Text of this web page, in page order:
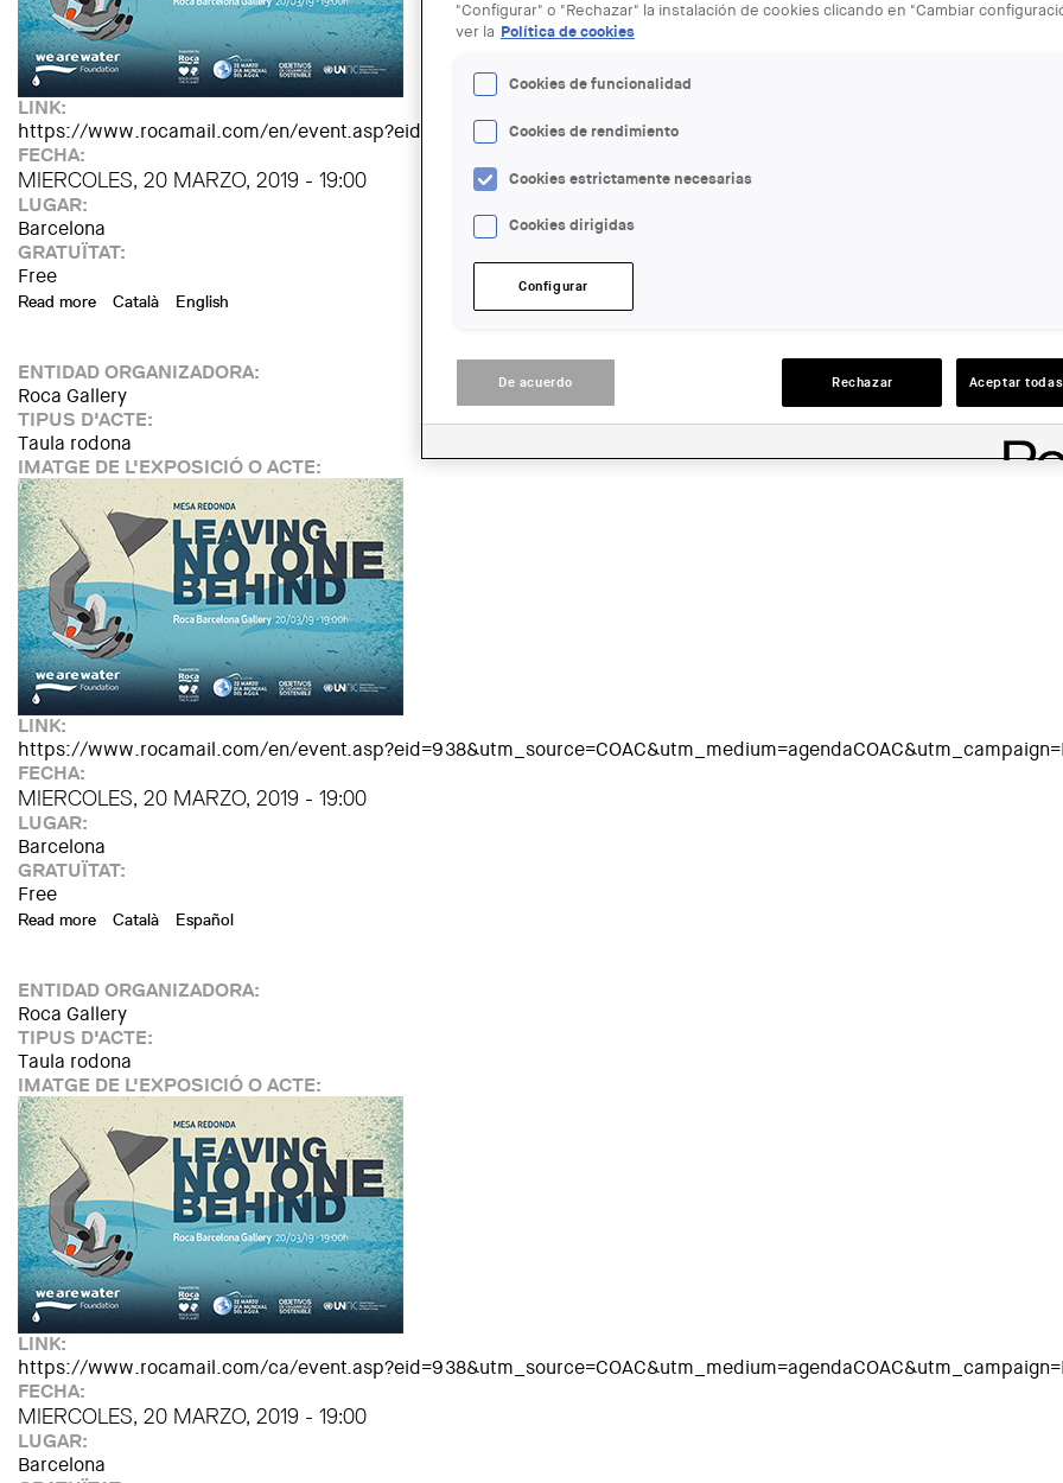
LINK:
https://www.rocamail.com/en/
FECHA:
MIERCOLES, 20 MARZO, 2019 - 19:00
LUGAR:
Barcelona
GRATUÏTAT:
Free
Read more about 'Leaving no one behind' en el marco del Día Mundial del Agua
Català English
ENTIDAD ORGANIZADORA:
Roca Gallery
TIPUS D'ACTE:
Taula rodona
IMATGE DE L'EXPOSICIÓ O ACTE:
LINK:
https://www.rocamail.com/en/
FECHA:
MIERCOLES, 20 MARZO, 2019 - 19:00
LUGAR:
Barcelona
GRATUÏTAT:
Free
Read more about 'Leaving no one behind', within the World Water Day
Català Español
ENTIDAD ORGANIZADORA:
Roca Gallery
TIPUS D'ACTE:
Taula rodona
IMATGE DE L'EXPOSICIÓ O ACTE:
LINK:
https://www.rocamail.com/ca/
FECHA:
MIERCOLES, 20 MARZO, 2019 - 19:00
LUGAR:
Barcelona
"Configurar" o "Rechazar" la instalación de cookies clicando en "Cambiar
ver la Política de cookies
Cookies de funcionalidad
Cookies de rendimiento
Cookies estrictamente necesarias
Cookies dirigidas
Configurar
De acuerdo Rechazar Aceptar